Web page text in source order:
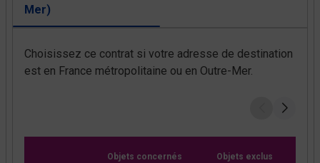
Mer)
Choisissez ce contrat si votre adresse de destination
est en France métropolitaine ou en Outre-Mer.
Objets concernés Objets exclus